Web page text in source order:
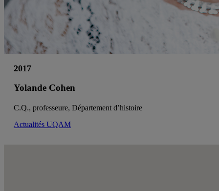
2017
Yolande Cohen
C.Q., professeure, Département d’histoire
Actualités UQAM